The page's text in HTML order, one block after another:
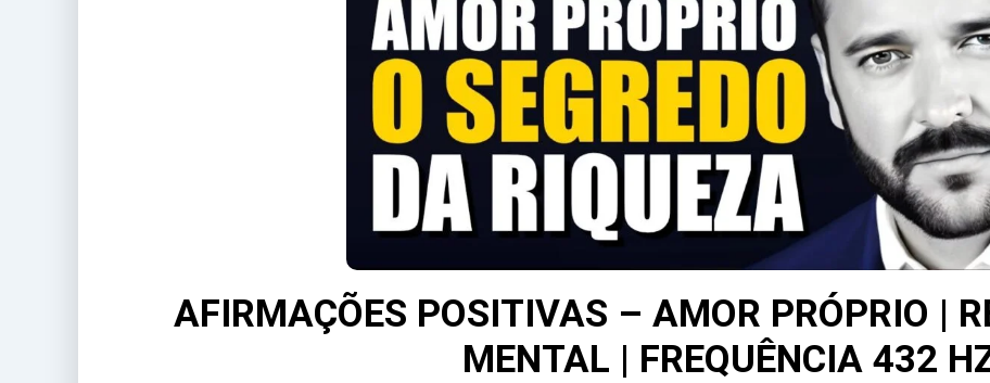
AFIRMAÇÕES POSITIVAS – AMOR PRÓPRIO |
MENTAL | FREQUÊNCIA 432